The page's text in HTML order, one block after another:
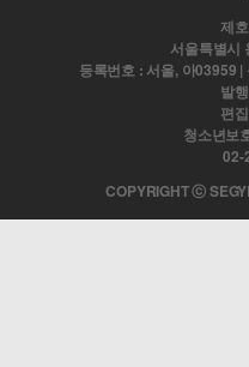
제
서울특별시
등록번호 : 서울, 아03959
발
편
청소년보
02-
COPYRIGHT ⓒ